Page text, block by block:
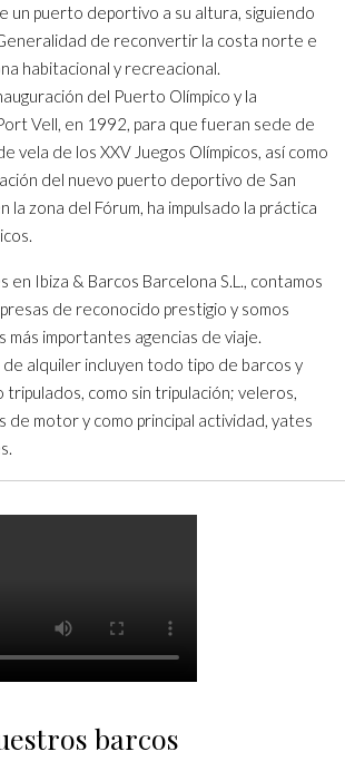
un puerto deportivo a su altura, siguiendo
de reconvertir la costa norte e
habitacional y recreacional.
del Puerto Olímpico y la
Vell, en 1992, para que fueran sede de
vela de los XXV Juegos Olímpicos, así como
del nuevo puerto deportivo de San
la zona del Fórum, ha impulsado la práctica
en Ibiza & Barcos Barcelona S.L., contamos
de reconocido prestigio y somos
más importantes agencias de viaje.
alquiler incluyen todo tipo de barcos y
como sin tripulación; veleros,
de motor y como principal actividad, yates
barcos